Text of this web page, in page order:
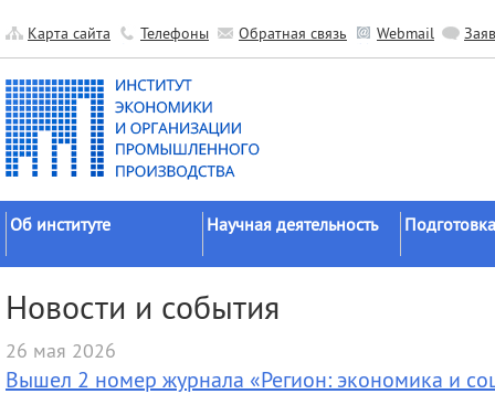
Карта сайта Телефоны Обратная связь Webmail
Об институте
Официальные документы
История
Руководство
Научная деятельность
исследований
Прикладные разработки
Новости и события
26 мая 2026
Вышел 2 номер журнала «Регион: экономика и